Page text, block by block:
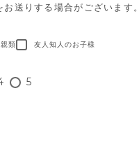
送りする場合がございます。
類 友人知人のお子様
5